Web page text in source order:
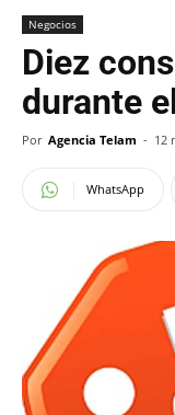
Negocios
Diez
durante
Por Agencia Telam - 12
WhatsApp